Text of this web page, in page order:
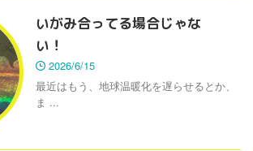
いがみ合ってる場合じゃな
い！
2026/6/15
最近はもう、地球温暖化を遅らせるとか、
ま ...